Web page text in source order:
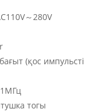
～280V
(қос импульсті
1МГц
тогы